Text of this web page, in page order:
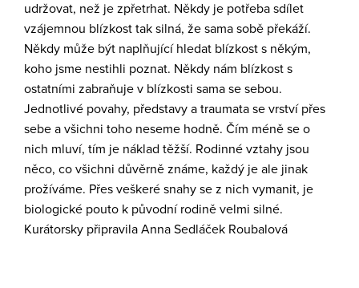
udržovat, než je zpřetrhat. Někdy je potřeba sdílet
vzájemnou blízkost tak silná, že sama sobě překáží.
Někdy může být naplňující hledat blízkost s někým,
koho jsme nestihli poznat. Někdy nám blízkost s
ostatními zabraňuje v blízkosti sama se sebou.
Jednotlivé povahy, představy a traumata se vrství přes
sebe a všichni toho neseme hodně. Čím méně se o
nich mluví, tím je náklad těžší. Rodinné vztahy jsou
něco, co všichni důvěrně známe, každý je ale jinak
prožíváme. Přes veškeré snahy se z nich vymanit, je
biologické pouto k původní rodině velmi silné.
Kurátorsky připravila Anna Sedláček Roubalová